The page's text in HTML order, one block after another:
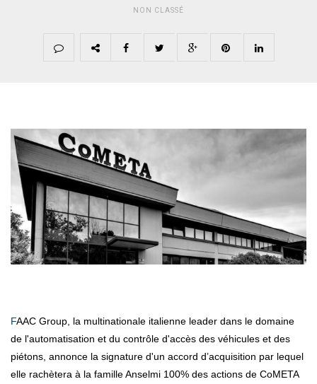
NON CLASSÉ
FAAC Group, la multinationale italienne leader dans le domaine
de l'automatisation et du contrôle d'accès des véhicules et des
piétons, annonce la signature d'un accord d’acquisition par lequel
elle rachètera à la famille Anselmi 100% des actions de CoMETA